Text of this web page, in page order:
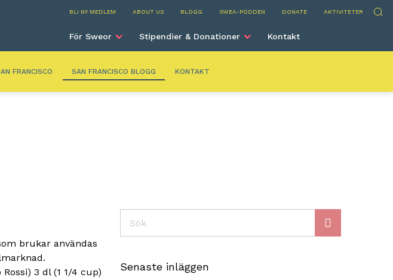
BLI NY MEDLEM ABOUT US BLOGG SWEA-PODDEN DONATE AKTIVITETER Sök
San Francisco
För Sweor Stipendier & Donationer Kontakt
FRANCISCO SAN FRANCISCO BLOGG KONTAKT
brukar användas
3 dl (1 1/4 cup)
Senaste inläggen